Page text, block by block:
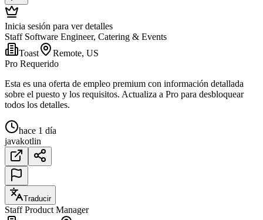
Inicia sesión para ver detalles
Staff Software Engineer, Catering & Events
Toast
Remote, US
Pro Requerido
Esta es una oferta de empleo premium con información detallada
sobre el puesto y los requisitos. Actualiza a Pro para desbloquear
todos los detalles.
hace 1 día
javakotlin
Traducir
Staff Product Manager